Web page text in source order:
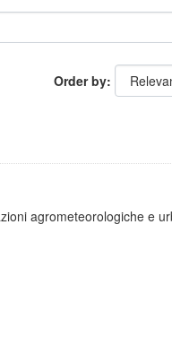
Order by
agrometeorologiche e